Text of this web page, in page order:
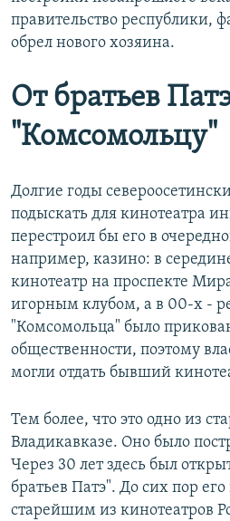
правительство республики,
обрел нового хозяина.
От братьев
"Комсомольцу"
Долгие годы
подыскать для кинотеатра
перестроил бы его в
например, казино: в
кинотеатр на проспекте
игорным клубом, а в 00-х -
"Комсомольца" было
общественности, поэтому
могли отдать бывший
Тем более, что это одно из
Владикавказе. Оно было
Через 30 лет здесь был
братьев Патэ". До сих пор
старейшим из кинотеатров